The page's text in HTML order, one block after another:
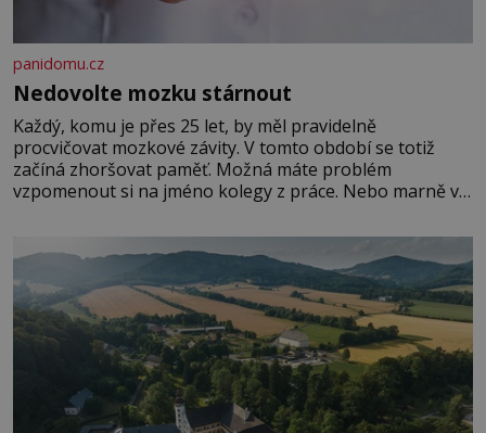
panidomu.cz
Nedovolte mozku stárnout
Každý, komu je přes 25 let, by měl pravidelně
procvičovat mozkové závity. V tomto období se totiž
začíná zhoršovat paměť. Možná máte problém
vzpomenout si na jméno kolegy z práce. Nebo marně v
Je to opravdu tak, s věkem jako kdyby se paměť
rozhodla stávkovat. Cvičte